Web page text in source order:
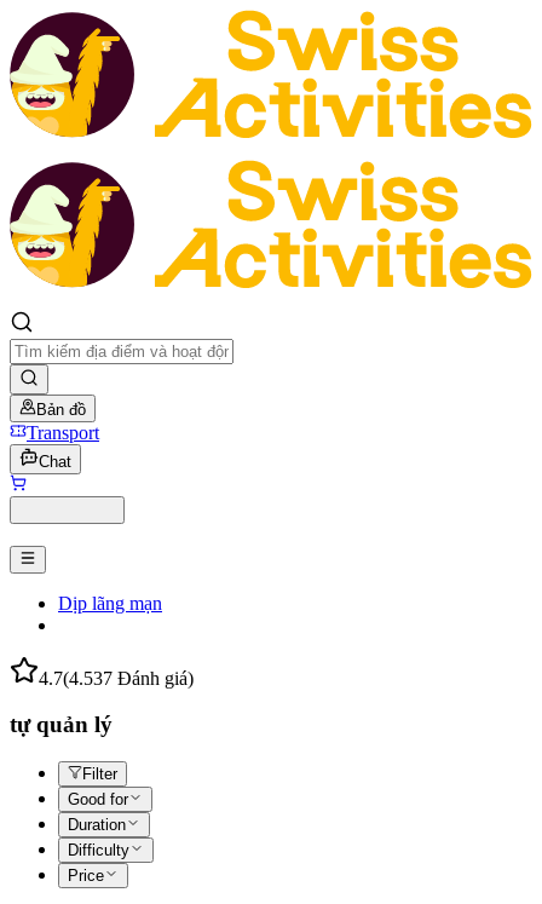
Bản đồ
Transport
Chat
Dịp lãng mạn
4.7(4.537 Đánh giá)
tự quản lý
Filter
Good for
Duration
Difficulty
Price